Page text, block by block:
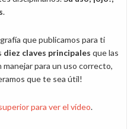
.
que publicamos para ti
diez claves principales que las
para un uso correcto,
que te sea útil!
para ver el vídeo.